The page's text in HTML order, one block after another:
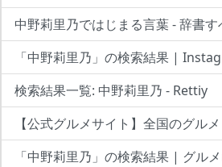
中野莉里乃ではじまる言葉 - 辞書す
「中野莉里乃」の検索結果 |
検索結果一覧: 中野莉里乃 - Rettiy
【公式グルメサイト】全国のグル
「中野莉里乃」の検索結果 | グル